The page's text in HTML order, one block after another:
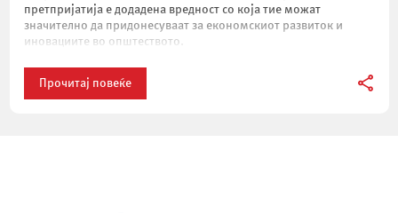
претпријатија е додадена вредност со која тие можат
значително да придонесуваат за економскиот развиток и
иновациите во општеството.
Прочитај повеќе